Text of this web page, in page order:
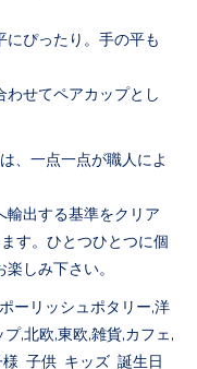
にぴったり。手の平も
せてペアカップとし
、一点一点が職人によ
輸出する基準をクリア
す。ひとつひとつに個
しみ下さい。
ーリッシュポタリー,洋
,北欧,東欧,雑貨,カフェ,
子供 キッズ 誕生日